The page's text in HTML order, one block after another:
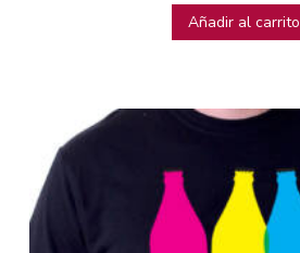
Añadir al carrito